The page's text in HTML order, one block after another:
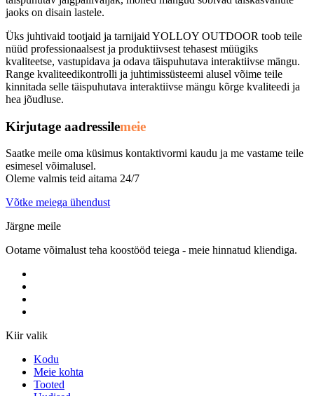
jaoks on disain lastele.
Üks juhtivaid tootjaid ja tarnijaid YOLLOY OUTDOOR toob teile
nüüd professionaalsest ja produktiivsest tehasest müügiks
kvaliteetse, vastupidava ja odava täispuhutava interaktiivse mängu.
Range kvaliteedikontrolli ja juhtimissüsteemi alusel võime teile
kinnitada selle täispuhutava interaktiivse mängu kõrge kvaliteedi ja
hea jõudluse.
Kirjutage aadressilemeie
Saatke meile oma küsimus kontaktivormi kaudu ja me vastame teile
esimesel võimalusel.
Oleme valmis teid aitama 24/7
Võtke meiega ühendust
Järgne meile
Ootame võimalust teha koostööd teiega - meie hinnatud kliendiga.
Kiir valik
Kodu
Meie kohta
Tooted